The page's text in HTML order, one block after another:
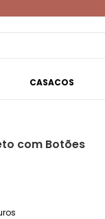
CASACOS
com Botões